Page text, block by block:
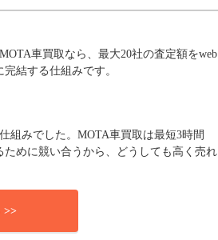
車買取なら、最大20社の査定額をweb
結する仕組みです。
組みでした。MOTA車買取は最短3時間
めに競い合うから、どうしても高く売れ
>>